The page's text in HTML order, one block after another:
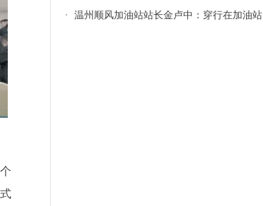
·
温州顺风加油站站长金卢中：穿行在加油站的掌灯人